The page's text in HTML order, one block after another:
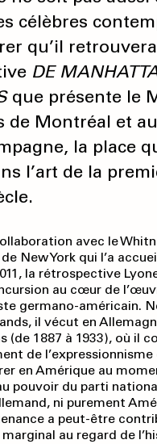
célèbres
qu’il
DE
que présente le
de Montréal et
la place
l’art de la
avec le
New York qui l’a
la rétrospective
au cœur de
germano-américain.
il vécut en
(de 1887 à 1933), où il
de
en Amérique au
pouvoir du parti
ni purement
a peut-être
au regard de